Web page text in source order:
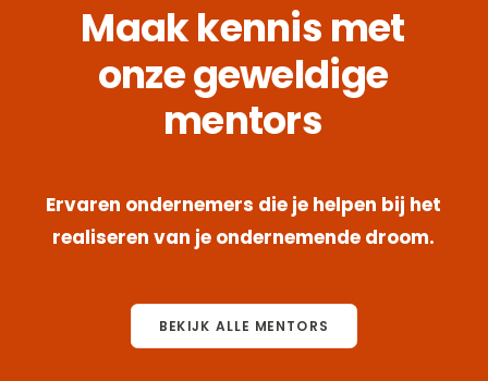
Maakkennis met
onzegeweldige
mentors
Ervaren ondernemers die je helpen bij het
realiseren van je ondernemende droom.
BEKIJK ALLE MENTORS